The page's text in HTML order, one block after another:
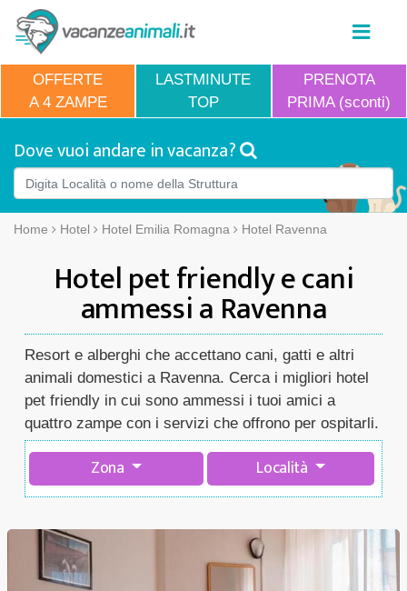
OFFERTE
A 4 ZAMPE
LASTMINUTE
TOP
PRENOTA
PRIMA (sconti)
Dove vuoi andare in vacanza?
Home Hotel Hotel Emilia Romagna Hotel Ravenna
Hotel pet friendly e cani
ammessi a Ravenna
Resort e alberghi che accettano cani, gatti e altri
animali domestici a Ravenna. Cerca i migliori hotel
pet friendly in cui sono ammessi i tuoi amici a
quattro zampe con i servizi che offrono per ospitarli.
Zona Località